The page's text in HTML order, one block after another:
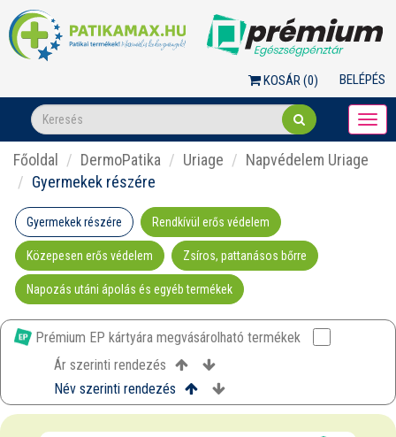
KOSÁR (0) BELÉPÉS
Főoldal DermoPatika Uriage
Napvédelem Uriage
Gyermekek részére
Gyermekek részére Rendkívül erős védelem
Közepesen erős védelem Zsíros, pattanásos bőrre
Napozás utáni ápolás és egyéb termékek
Prémium EP kártyára megvásárolható termékek
Ár szerinti rendezés
Név szerinti rendezés